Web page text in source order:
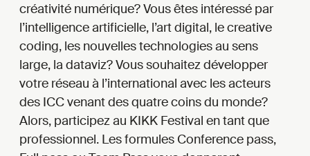
créativité numérique? Vous êtes intéressé par
l’intelligence artificielle, l’art digital, le creative
coding, les nouvelles technologies au sens
large, la dataviz? Vous souhaitez développer
votre réseau à l’international avec les acteurs
des ICC venant des quatre coins du monde?
Alors, participez au KIKK Festival en tant que
professionnel. Les formules Conference pass,